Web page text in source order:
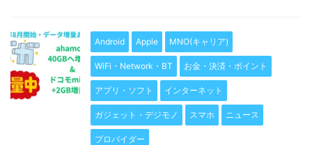
Android Apple MNO(キャリア)
WiFi・Network・BT お金・決済・ポイント
アプリ・ソフト インターネット
ガジェット・デジモノ スマホ ニュース
プロバイダー